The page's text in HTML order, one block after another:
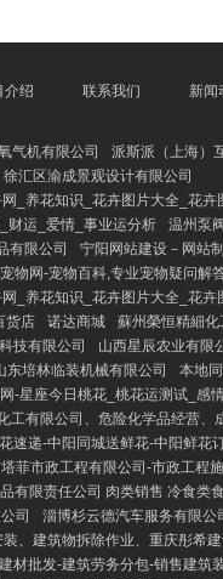
酸奶+坚果；午餐可选牛肉
介绍 联系我们 新闻
气机有限公司
派斯派（上海）
徐汇区渝成景观设计有限公司
_养花知识_花卉图片大全_花卉
财运_爱情_事业运分析
温州泵
有限公司
宁阳网站建设－网站
物网-宠物百科,专业宠物疑问解
_养花知识_花卉图片大全_花卉
货店
诺达商城
蘇州榮恒精細化
技有限公司
山西星辰农业有限
东培林临装机械有限公司
本地
-星座今日桃花_桃花运测试_感
工有限公司、危险化学品经营、
速递-中阳同城送鲜花-中阳鲜花
菲市政工程有限公司-市政工程
有限责任公司 肉类销售 冷食类
司
淄博杉云德汽车服务有限公
装、建筑物拆除作业、重庆彤希
材批发-建筑劳务分包-销售建筑